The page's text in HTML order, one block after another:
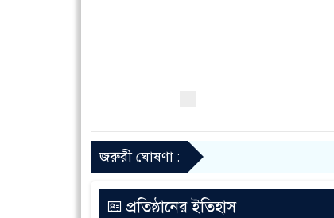
জরুরী ঘোষণা :
প্রতিষ্ঠানের ইতিহাস